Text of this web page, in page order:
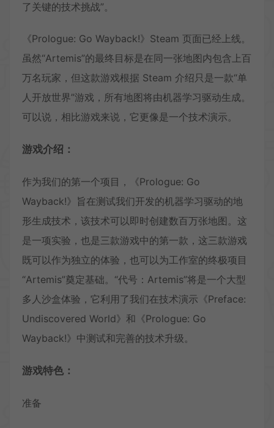
了关键的技术挑战”。
《Prologue: Go Wayback!》Steam 页面已经上线。
虽然“Artemis”的最终目标是在同一张地图内包含上百
万名玩家，但这款游戏根据 Steam 介绍只是一款“单
人开放世界”游戏，所有地图将由机器学习驱动生成。
可以说，相比游戏来说，它更像是一个技术演示。
游戏介绍：
作为我们的第一个项目，《Prologue: Go
Wayback!》旨在测试我们开发的机器学习驱动的地
形生成技术，该技术可以即时创建数百万张地图。这
是一项实验，也是三款游戏中的第一款，这三款游戏
既可以作为独立的体验，也可以为工作室的终极项目
“Artemis”奠定基础。“代号：Artemis”将是一个大型
多人沙盒体验，它利用了我们在技术演示《Preface:
Undiscovered World》和《Prologue: Go
Wayback!》中测试和完善的技术升级。
游戏特色：
准备